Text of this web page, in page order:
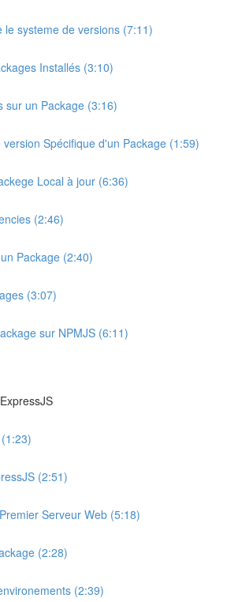
le systeme de versions (7:11)
Installés (3:10)
sur un Package (3:16)
version Spécifique d'un Package (1:59)
Local à jour (6:36)
(2:46)
Package (2:40)
(3:07)
sur NPMJS (6:11)
(2:51)
Serveur Web (5:18)
(2:28)
(2:39)